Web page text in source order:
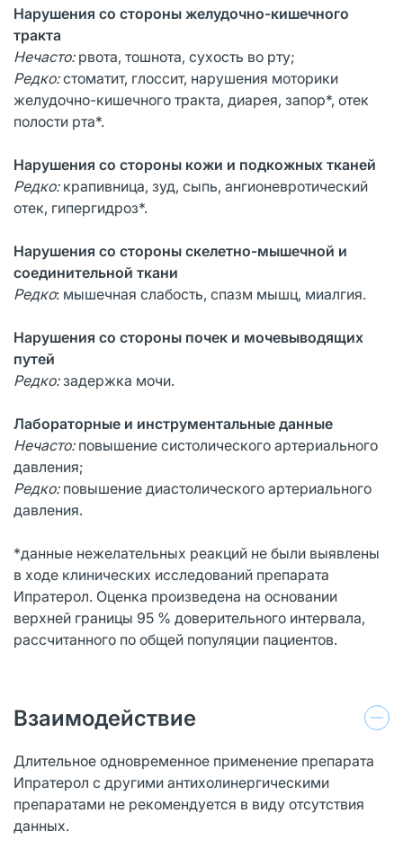
Нарушения со стороны желудочно-кишечного
тракта
Нечасто: рвота, тошнота, сухость во рту;
Редко:стоматит, глоссит, нарушения моторики
желудочно-кишечного тракта, диарея, запор*, отек
полости рта*.
Нарушения со стороны кожи и подкожных тканей
Редко: крапивница, зуд, сыпь, ангионевротический
отек, гипергидроз*.
Нарушения со стороны скелетно-мышечной и
соединительной ткани
Редко: мышечная слабость, спазм мышц, миалгия.
Нарушения со стороны почек и мочевыводящих
путей
Редко:задержка мочи.
Лабораторные и инструментальные данные
Нечасто: повышение систолического артериального
давления;
Редко:повышение диастолического артериального
давления.
*данные нежелательных реакций не были выявлены
в ходе клинических исследований препарата
Ипратерол. Оценка произведена на основании
верхней границы 95 % доверительного интервала,
рассчитанного по общей популяции пациентов.
Взаимодействие
Длительное одновременное применение препарата
Ипратерол с другими антихолинергическими
препаратами не рекомендуется в виду отсутствия
данных.